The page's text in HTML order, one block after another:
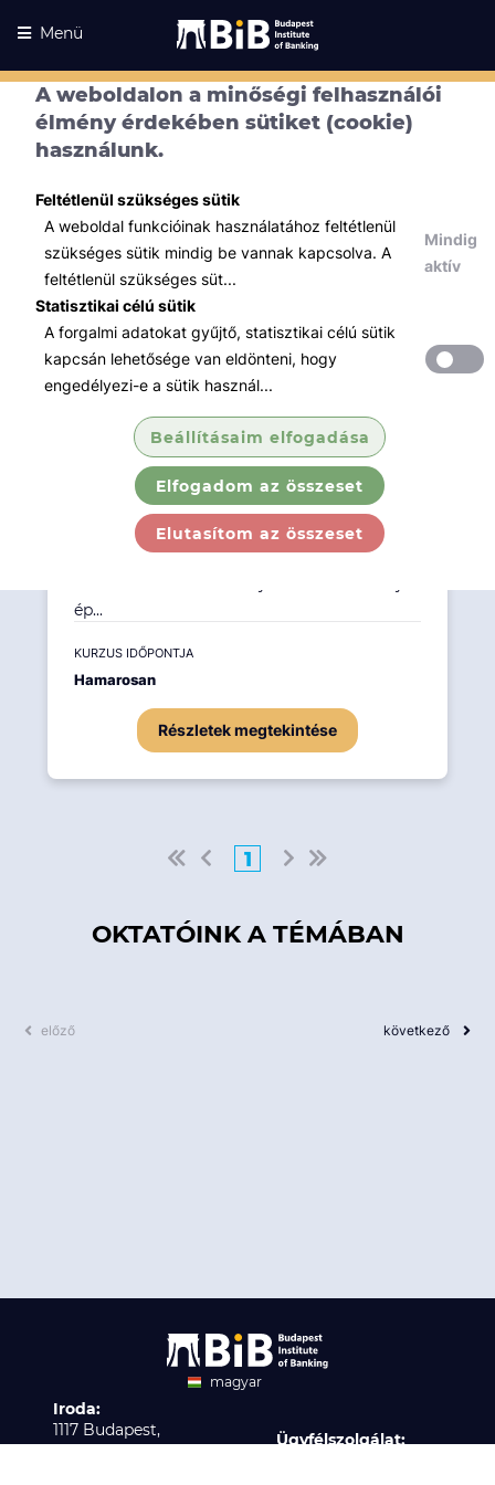
A weboldalon a minőségi felhasználói
élmény érdekében sütiket (cookie)
használunk.
Feltétlenül szükséges sütik
A weboldal funkcióinak használatához feltétlenül
szükséges sütik mindig be vannak kapcsolva. A
feltétlenül szükséges süt...
Mindig
aktív
Statisztikai célú sütik
A forgalmi adatokat gyűjtő, statisztikai célú sütik
kapcsán lehetősége van eldönteni, hogy
engedélyezi-e a sütik használ...
Beállításaim elfogadása
Elfogadom az összeset
Elutasítom az összeset
Menü
Kurzusaink Kurzusaink
Minden témában
Összes
Menedzsment / Vállalatvezetés
LinkedIn Workshop: Personal
Branding és Üg...
Ez a képzés azoknak a vezetőknek,
döntéshozóknak és szakértőknek szól, akik
szeretnék a LinkedInt tudatosan, stratégiai
ép...
KURZUS IDŐPONTJA
Hamarosan
Részletek megtekintése
1
OKTATÓINK A TÉMÁBAN
előző következő
magyar
Iroda:
1117 Budapest,
Ügyfélszolgálat: